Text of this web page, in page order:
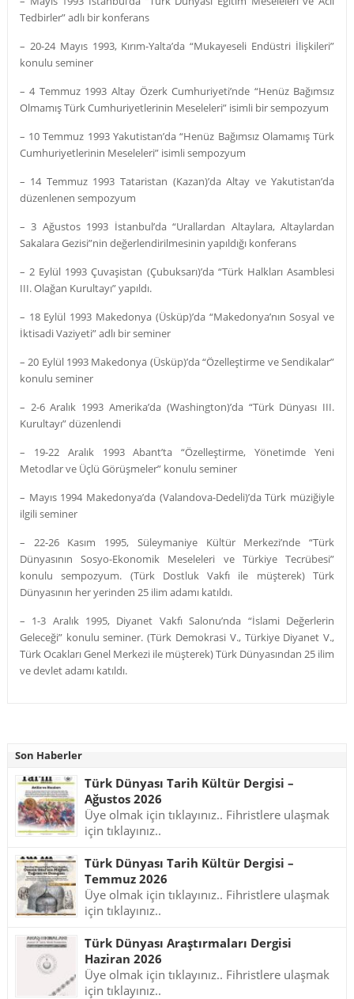
Tedbirler” adlı bir konferans
– 20-24 Mayıs 1993, Kırım-Yalta’da “Mukayeseli Endüstri İlişkileri”
konulu seminer
– 4 Temmuz 1993 Altay Özerk Cumhuriyeti’nde “Henüz Bağımsız
Olmamış Türk Cumhuriyetlerinin Meseleleri” isimli bir sempozyum
– 10 Temmuz 1993 Yakutistan’da “Henüz Bağımsız Olamamış Türk
Cumhuriyetlerinin Meseleleri” isimli sempozyum
– 14 Temmuz 1993 Tataristan (Kazan)’da Altay ve Yakutistan’da
düzenlenen sempozyum
– 3 Ağustos 1993 İstanbul’da “Urallardan Altaylara, Altaylardan
Sakalara Gezisi”nin değerlendirilmesinin yapıldığı konferans
– 2 Eylül 1993 Çuvaşistan (Çubuksarı)’da “Türk Halkları Asamblesi
III. Olağan Kurultayı” yapıldı.
– 18 Eylül 1993 Makedonya (Üsküp)’da “Makedonya’nın Sosyal ve
İktisadi Vaziyeti” adlı bir seminer
– 20 Eylül 1993 Makedonya (Üsküp)’da “Özelleştirme ve Sendikalar”
konulu seminer
– 2-6 Aralık 1993 Amerika’da (Washington)’da “Türk Dünyası III.
Kurultayı” düzenlendi
– 19-22 Aralık 1993 Abant’ta “Özelleştirme, Yönetimde Yeni
Metodlar ve Üçlü Görüşmeler” konulu seminer
– Mayıs 1994 Makedonya’da (Valandova-Dedeli)’da Türk müziğiyle
ilgili seminer
– 22-26 Kasım 1995, Süleymaniye Kültür Merkezi’nde “Türk
Dünyasının Sosyo-Ekonomik Meseleleri ve Türkiye Tecrübesi”
konulu sempozyum. (Türk Dostluk Vakfı ile müşterek) Türk
Dünyasının her yerinden 25 ilim adamı katıldı.
– 1-3 Aralık 1995, Diyanet Vakfı Salonu’nda “İslami Değerlerin
Geleceği” konulu seminer. (Türk Demokrasi V., Türkiye Diyanet V.,
Türk Ocakları Genel Merkezi ile müşterek) Türk Dünyasından 25 ilim
ve devlet adamı katıldı.
Son Haberler
Türk Dünyası Tarih Kültür Dergisi –
Ağustos 2026
Üye olmak için tıklayınız.. Fihristlere ulaşmak
için tıklayınız..
Türk Dünyası Tarih Kültür Dergisi –
Temmuz 2026
Üye olmak için tıklayınız.. Fihristlere ulaşmak
için tıklayınız..
Türk Dünyası Araştırmaları Dergisi
Haziran 2026
Üye olmak için tıklayınız.. Fihristlere ulaşmak
için tıklayınız..